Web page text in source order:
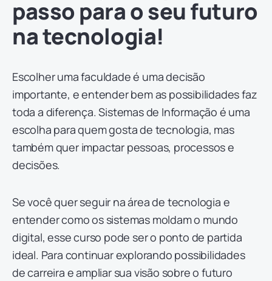
passo para o seu futuro
na tecnologia!
Escolher uma faculdade é uma decisão
importante, e entender bem as possibilidades faz
toda a diferença. Sistemas de Informação é uma
escolha para quem gosta de tecnologia, mas
também quer impactar pessoas, processos e
decisões.
Se você quer seguir na área de tecnologia e
entender como os sistemas moldam o mundo
digital, esse curso pode ser o ponto de partida
ideal. Para continuar explorando possibilidades
de carreira e ampliar sua visão sobre o futuro